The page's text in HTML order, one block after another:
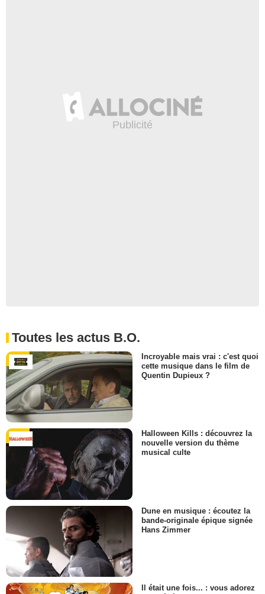
Toutes les actus B.O.
Incroyable mais vrai : c'est quoi
cette musique dans le film de
Quentin Dupieux ?
Halloween Kills : découvrez la
nouvelle version du thème
musical culte
Dune en musique : écoutez la
bande-originale épique signée
Hans Zimmer
Il était une fois... : vous adorez